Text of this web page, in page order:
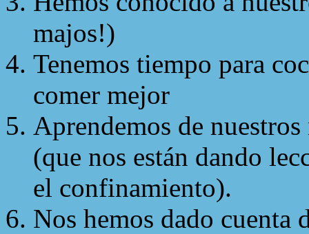
majos!)
Tenemos tiempo para
comer mejor
Aprendemos de
(que nos están dando
el confinamiento).
Nos hemos dado cuenta